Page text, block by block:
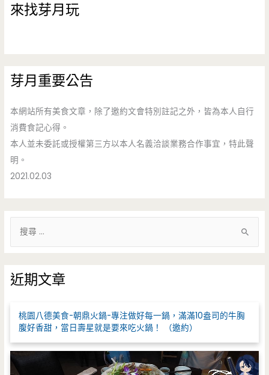
來找芽月玩
芽月重要公告
本網站所有美食文章，除了邀約文會特別註記之外，皆為本人自行
消費食記心得。
本人並未委託或授權第三方以本人名義洽談業務合作事宜，特此聲
明。
2021.02.03
鍵
字
近期文章
桃園八德美食-朝鼎火鍋-專注做好每一鍋，滿滿10盎司的牛胸
腹好香甜，當日壽星就是要來吃火鍋！ （邀約）